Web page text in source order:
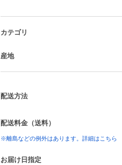
カテゴリ
産地
配送方法
配送料金（送料）
※離島などの例外はあります。詳細はこちら
お届け日指定